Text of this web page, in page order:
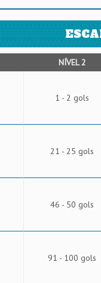
NÍVEL 2
1 - 2 gols
21 - 25 gols
46 - 50 gols
91 - 100 gols